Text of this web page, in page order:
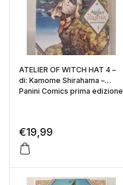
ATELIER OF WITCH HAT 4 –
di: Kamome Shirahama –
Panini Comics prima edizione
€19,99